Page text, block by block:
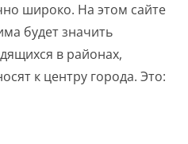
широко. На этом сайте
будет значить
в районах,
к центру города. Это: